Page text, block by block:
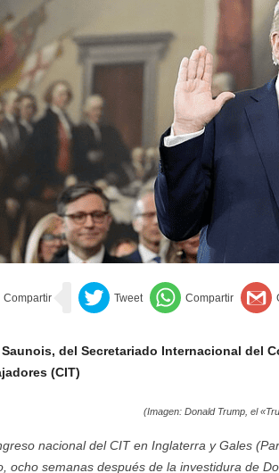
del Secretariado Internacional del
(CIT)
(Imagen: Donald Trump, el
nacional del CIT en Inglaterra y Gales
ocho semanas después de la investidura de